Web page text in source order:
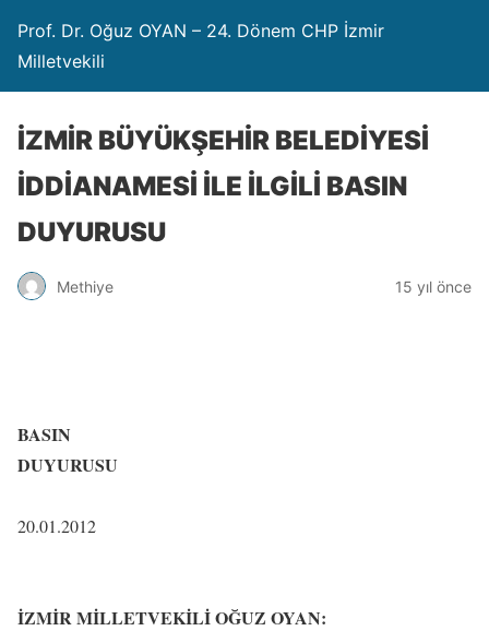
Prof. Dr. Oğuz OYAN – 24. Dönem CHP İzmir
Milletvekili
İZMİR BÜYÜKŞEHİR BELEDİYESİ
İDDİANAMESİ İLE İLGİLİ BASIN
DUYURUSU
Methiye 15 yıl önce
BASIN
DUYURUSU
20.01.2012
İZMİR MİLLETVEKİLİ OĞUZ OYAN: